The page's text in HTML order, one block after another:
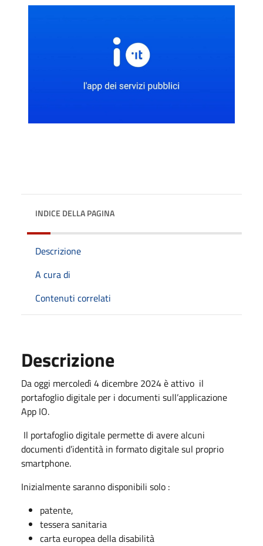
INDICE DELLA PAGINA
Descrizione
A cura di
Contenuti correlati
Descrizione
Da oggi mercoledì 4 dicembre 2024 è attivo il
portafoglio digitale per i documenti sull’applicazione
App IO.
Il portafoglio digitale permette di avere alcuni
documenti d’identità in formato digitale sul proprio
smartphone.
Inizialmente saranno disponibili solo :
patente,
tessera sanitaria
carta europea della disabilità